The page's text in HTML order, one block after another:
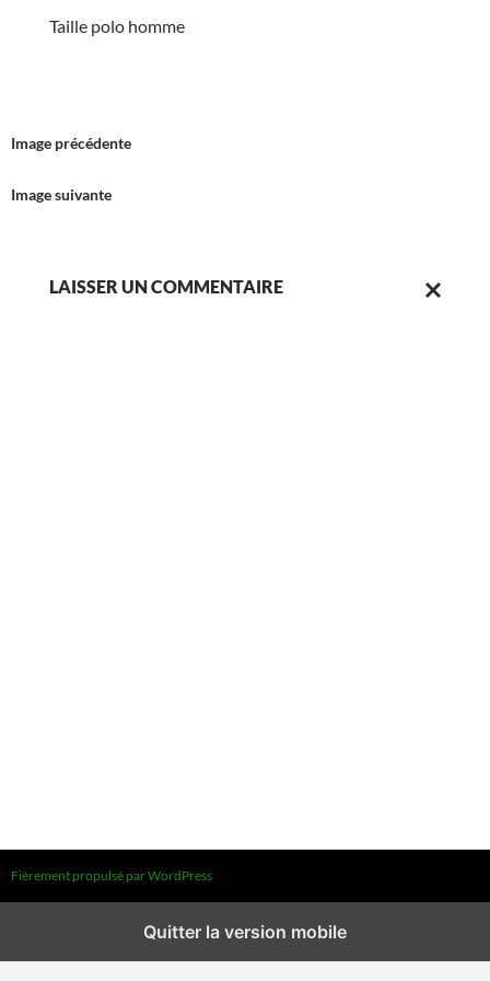
Taille polo homme
Image précédente
Image suivante
LAISSER UN COMMENTAIRE
Fièrement propulsé par WordPress
Quitter la version mobile